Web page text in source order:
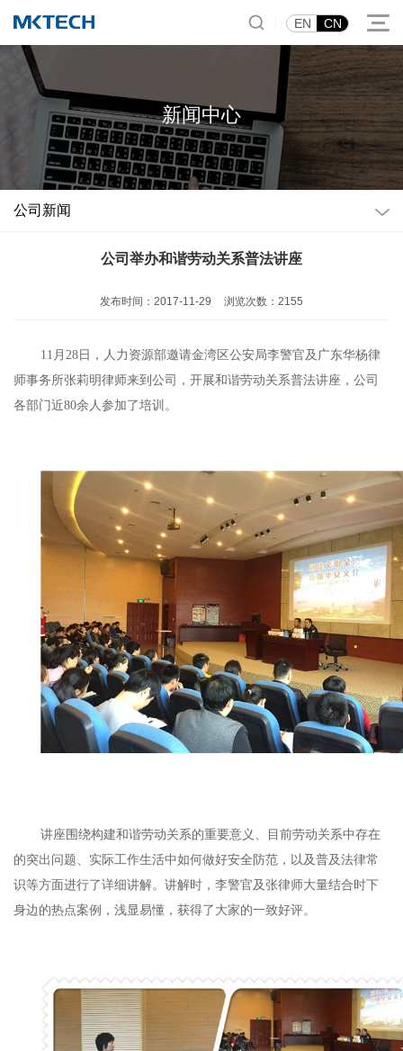
EN CN
新闻中心
公司新闻
公司举办和谐劳动关系普法讲座
发布时间：2017-11-29 浏览次数：2155
11月28日，人力资源部邀请金湾区公安局李警官及广东华杨律
师事务所张莉明律师来到公司，开展和谐劳动关系普法讲座，公司
各部门近80余人参加了培训。
讲座围绕构建和谐劳动关系的重要意义、目前劳动关系中存在
的突出问题、实际工作生活中如何做好安全防范，以及普及法律常
识等方面进行了详细讲解。讲解时，李警官及张律师大量结合时下
身边的热点案例，浅显易懂，获得了大家的一致好评。